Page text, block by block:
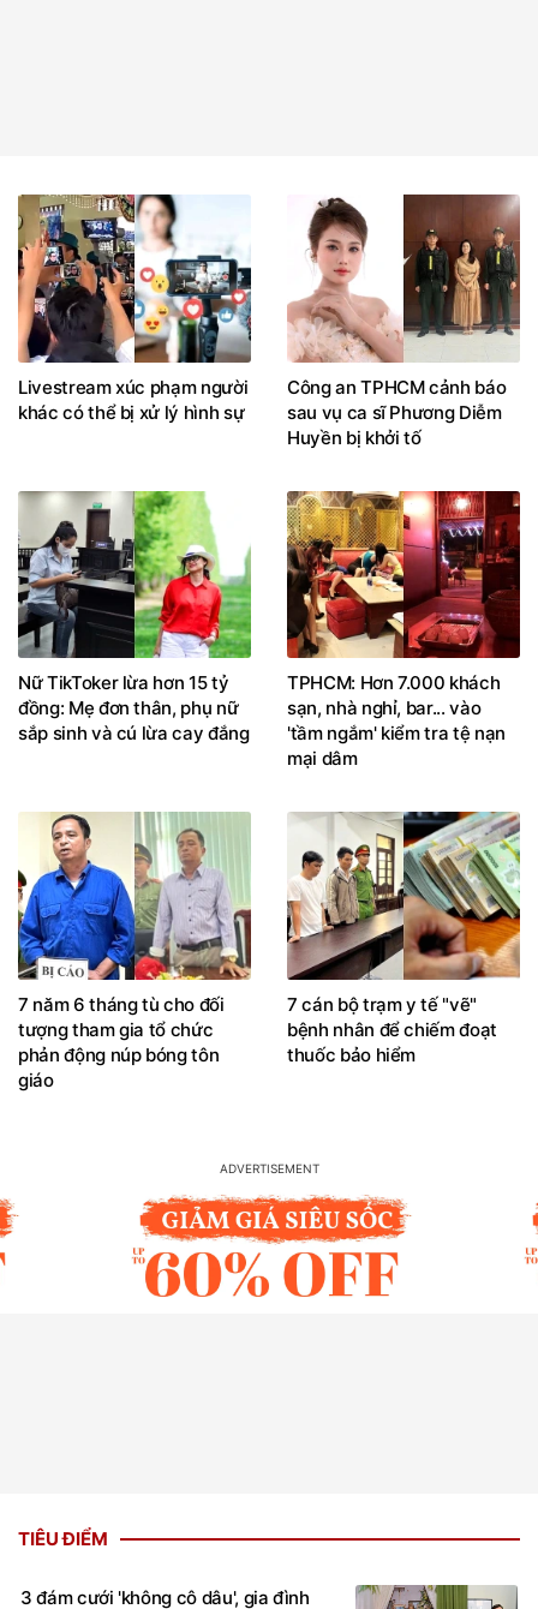
Livestream xúc phạm người
khác có thể bị xử lý hình sự
Công an TPHCM cảnh báo
sau vụ ca sĩ Phương Diễm
Huyền bị khởi tố
Nữ TikToker lừa hơn 15 tỷ
đồng: Mẹ đơn thân, phụ nữ
sắp sinh và cú lừa cay đắng
TPHCM: Hơn 7.000 khách
sạn, nhà nghỉ, bar... vào
'tầm ngắm' kiểm tra tệ nạn
mại dâm
7 năm 6 tháng tù cho đối
tượng tham gia tổ chức
phản động núp bóng tôn
giáo
7 cán bộ trạm y tế "vẽ"
bệnh nhân để chiếm đoạt
thuốc bảo hiểm
TIÊU ĐIỂM
3 đám cưới 'không cô dâu', gia đình